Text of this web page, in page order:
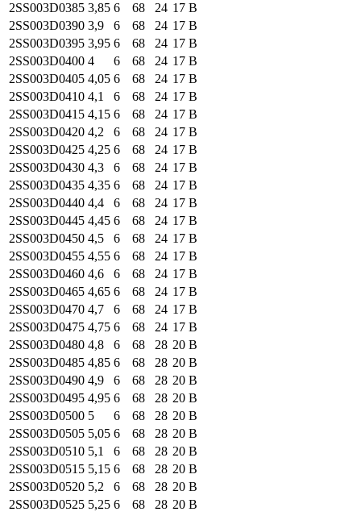
2SS003D0385 3,85 6 68 24 17 B
2SS003D0390 3,9 6 68 24 17 B
2SS003D0395 3,95 6 68 24 17 B
2SS003D0400 4 6 68 24 17 B
2SS003D0405 4,05 6 68 24 17 B
2SS003D0410 4,1 6 68 24 17 B
2SS003D0415 4,15 6 68 24 17 B
2SS003D0420 4,2 6 68 24 17 B
2SS003D0425 4,25 6 68 24 17 B
2SS003D0430 4,3 6 68 24 17 B
2SS003D0435 4,35 6 68 24 17 B
2SS003D0440 4,4 6 68 24 17 B
2SS003D0445 4,45 6 68 24 17 B
2SS003D0450 4,5 6 68 24 17 B
2SS003D0455 4,55 6 68 24 17 B
2SS003D0460 4,6 6 68 24 17 B
2SS003D0465 4,65 6 68 24 17 B
2SS003D0470 4,7 6 68 24 17 B
2SS003D0475 4,75 6 68 24 17 B
2SS003D0480 4,8 6 68 28 20 B
2SS003D0485 4,85 6 68 28 20 B
2SS003D0490 4,9 6 68 28 20 B
2SS003D0495 4,95 6 68 28 20 B
2SS003D0500 5 6 68 28 20 B
2SS003D0505 5,05 6 68 28 20 B
2SS003D0510 5,1 6 68 28 20 B
2SS003D0515 5,15 6 68 28 20 B
2SS003D0520 5,2 6 68 28 20 B
2SS003D0525 5,25 6 68 28 20 B